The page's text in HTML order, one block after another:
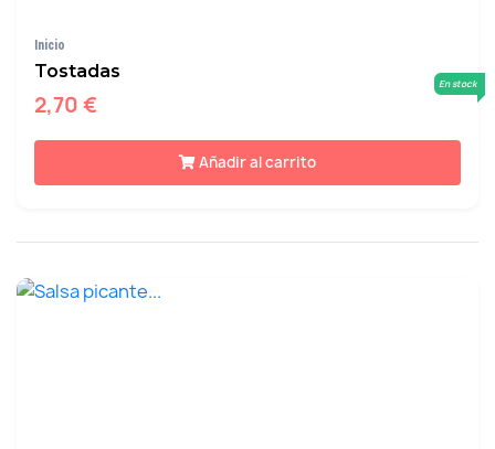
Inicio
Tostadas
2,70 €
En stock
Añadir al carrito